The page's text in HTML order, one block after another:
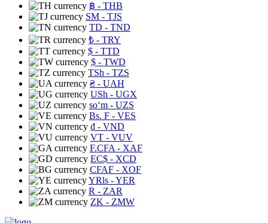
฿ - THB
ЅМ - TJS
TD - TND
₺ - TRY
$ - TTD
$ - TWD
TSh - TZS
₴ - UAH
USh - UGX
soʻm - UZS
Bs. F - VES
₫ - VND
VT - VUV
F.CFA - XAF
EC$ - XCD
CFAF - XOF
YRls - YER
R - ZAR
ZK - ZMW